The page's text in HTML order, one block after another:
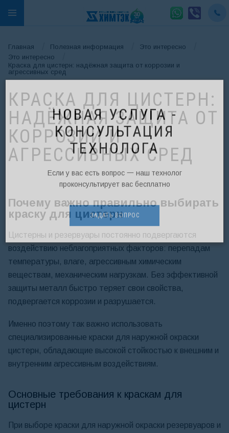
НОВАЯ УСЛУГА -
КОНСУЛЬТАЦИЯ
ТЕХНОЛОГА
Если у вас есть вопрос 一 наш технолог
проконсультирует вас бесплатно
ЗАДАТЬ ВОПРОС
Главная Полезная информация Это интересно
Это интересно
Краска для цистерн: надёжная защита от коррозии и
агрессивных сред
КРАСКА ДЛЯ ЦИСТЕРН:
НАДЁЖНАЯ ЗАЩИТА ОТ
КОРРОЗИИ И
АГРЕССИВНЫХ СРЕД
Почему важно правильно выбирать
краску для цистерн
Цистерны и резервуары постоянно подвергаются
воздействию неблагоприятных факторов: перепадам
температуры, влаге, агрессивным химическим
веществам, механическим нагрузкам. Без эффективной
защиты металл быстро теряет свои свойства,
подвергается коррозии и разрушается.
Именно поэтому так важно использовать
специализированные краски для наружной окраски
цистерн, обладающие высокой стойкостью к внешним и
внутренним агрессивным воздействиям.
Основные требования к краскам для
цистерн
При выборе краски для наружной окраски резервуаров и